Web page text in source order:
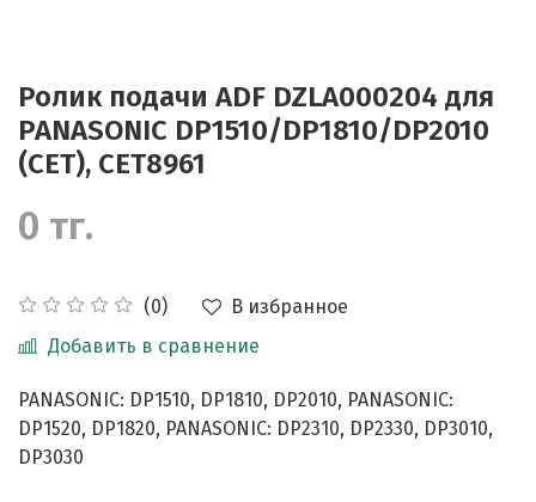
Ролик подачи ADF DZLA000204 для
PANASONIC DP1510/DP1810/DP2010
(CET), CET8961
(0)
В избранное
Добавить в сравнение
0 тг.
PANASONIC: DP1510, DP1810, DP2010, PANASONIC:
DP1520, DP1820, PANASONIC: DP2310, DP2330, DP3010,
DP3030